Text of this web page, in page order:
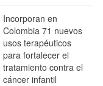
Incorporan en
Colombia 71 nuevos
usos terapéuticos
para fortalecer el
tratamiento contra el
cáncer infantil